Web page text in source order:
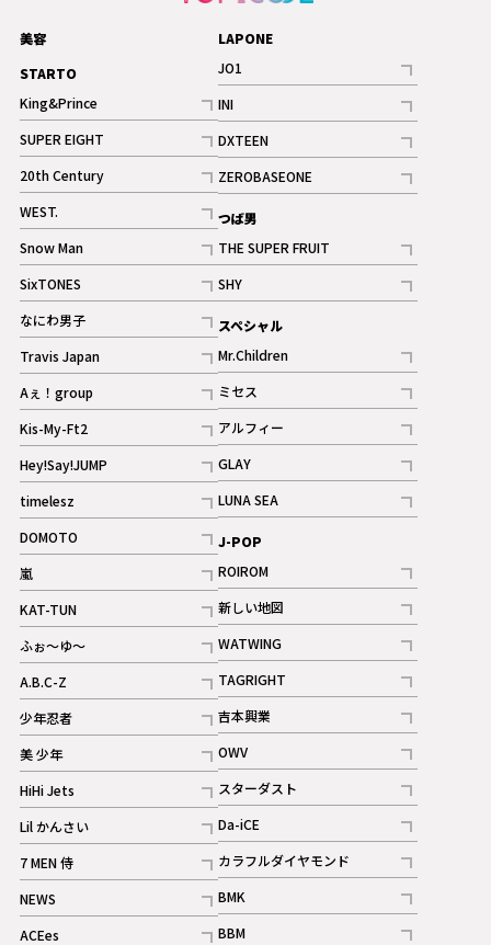
美容
STARTO
King&Prince
記事
SUPER EIGHT
記事
20th Century
記事
WEST.
記事
Snow Man
記事
ギャラリー
SixTONES
記事
ギャラリー
なにわ男子
記事
Travis Japan
記事
Aぇ！group
記事
Kis-My-Ft2
記事
ギャラリー
Hey!Say!JUMP
記事
timelesz
記事
DOMOTO
記事
嵐
記事
KAT-TUN
記事
ふぉ～ゆ～
記事
A.B.C-Z
記事
ギャラリー
少年忍者
記事
美 少年
記事
HiHi Jets
記事
Lil かんさい
記事
7 MEN 侍
記事
NEWS
記事
ACEes
LAPONE
JO1
記事
INI
記事
ギャラリー
DXTEEN
記事
ギャラリー
ZEROBASEONE
記事
つば男
THE SUPER FRUIT
記事
SHY
記事
スペシャル
Mr.Children
記事
ミセス
記事
アルフィー
記事
GLAY
記事
LUNA SEA
記事
J-POP
ROIROM
記事
新しい地図
記事
WATWING
記事
TAGRIGHT
記事
吉本興業
記事
OWV
記事
ギャラリー
スターダスト
記事
Da-iCE
記事
カラフルダイヤモンド
記事
BMK
記事
BBM